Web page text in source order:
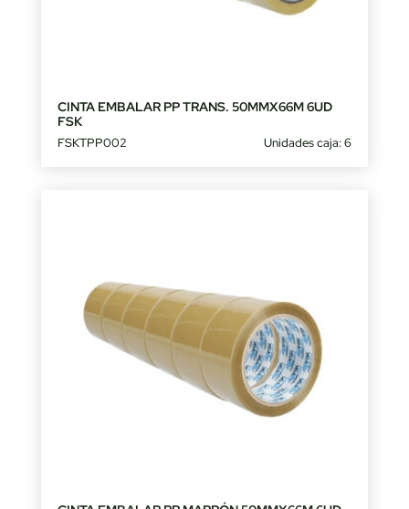
CINTA EMBALAR PP TRANS. 50MMX66M 6UD
FSK
FSKTPP002 Unidades caja: 6